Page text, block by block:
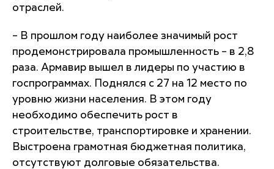
отраслей.
– В прошлом году наиболее значимый рост
продемонстрировала промышленность – в 2,8
раза. Армавир вышел в лидеры по участию в
госпрограммах. Поднялся с 27 на 12 место по
уровню жизни населения. В этом году
необходимо обеспечить рост в
строительстве, транспортировке и хранении.
Выстроена грамотная бюджетная политика,
отсутствуют долговые обязательства.